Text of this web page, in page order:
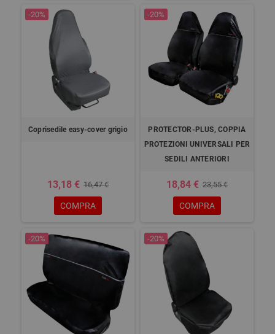
-20%
Coprisedile easy-cover grigio
13,18 € 16,47 €
COMPRA
-20%
PROTECTOR-PLUS, COPPIA
PROTEZIONI UNIVERSALI PER
SEDILI ANTERIORI
18,84 € 23,55 €
COMPRA
-20% -20%